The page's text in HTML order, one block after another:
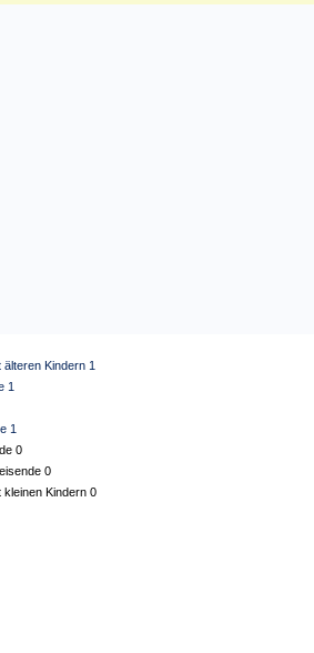
älteren Kindern 1
1
1
0
0
kleinen Kindern 0